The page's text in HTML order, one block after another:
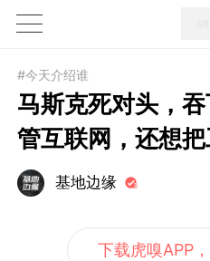
1X
#今天介绍谁
马斯克死对头，
管互联网，还想
基地边缘
下载虎嗅APP